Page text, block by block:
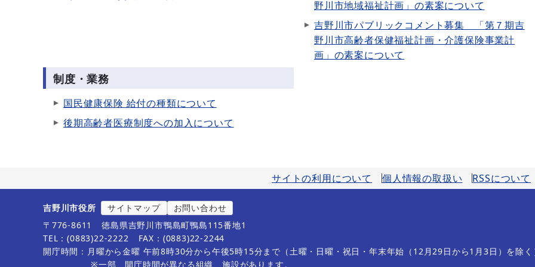
野川市地域福祉計画」の素案について
吉野川市パブリックコメント募集 「第７期吉
野川市高齢者保健福祉計画・介護保険事業計
画」の素案について
制度・業務
国民健康保険 給付の種類について
後期高齢者医療制度への加入について
サイトの利用について 個人情報の取扱い RSSについて
吉野川市役所 サイトマップ
お問い合わせ
〒776-8611
徳島県吉野川市鴨島町鴨島115番地1
TEL：(0883)22-2222
FAX：(0883)22-2244
開庁時間：月曜から金曜 午前8時30分から午後5時15分まで（土曜・日曜・祝日・年末年始（12月29日から1月3日）を除く
※一部、開庁時間が異なる組織、施設があります。